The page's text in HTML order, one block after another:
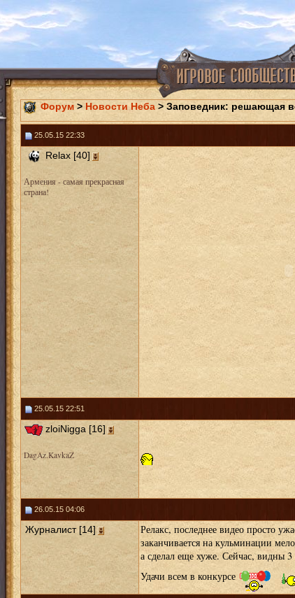
Форум> Новости Неба> Заповедник: решающая
25.05.15 22:33
Relax [40]
Армения - самая прекрасная
страна!
25.05.15 22:51
zloiNigga [16]
DagAz.KavkaZ
26.05.15 04:06
Журналист [14]
Релакс, последнее видео просто
заканчивается на кульминации
а сделал еще хуже. Сейчас, видны
Удачи всем в конкурсе